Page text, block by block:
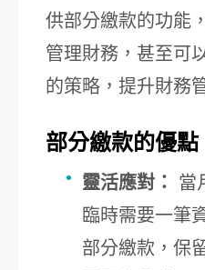
供部分繳款的功能
管理財務，甚至可
的策略，提升財務
部分繳款的優點
靈活應對：
當
臨時需要一筆
部分繳款，保